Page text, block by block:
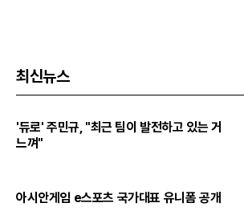
최신뉴스
'듀로' 주민규, "최근 팀이 발전하고 있는 거
느껴"
아시안게임 e스포츠 국가대표 유니폼 공개